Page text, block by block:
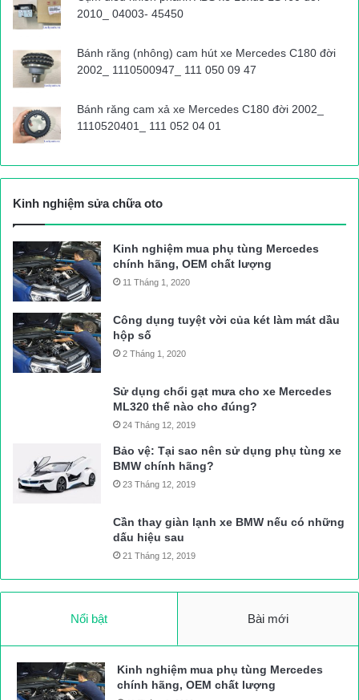
Cây ngã quật đổ biển tuyên truyền ATGT trên đường Hồ Chí
Minh
Nguồn bài viết:ATGT.VN
2010_ 04003- 45450
Bánh răng (nhông) cam hút xe Mercedes C180 đời
2002_ 1110500947_ 111 050 09 47
Bánh răng cam xả xe Mercedes C180 đời 2002_
1110520401_ 111 052 04 01
Kinh nghiệm sửa chữa oto
Kinh nghiệm mua phụ tùng Mercedes
chính hãng, OEM chất lượng
11 Tháng 1, 2020
Công dụng tuyệt vời của két làm mát dầu
hộp số
2 Tháng 1, 2020
Sử dụng chổi gạt mưa cho xe Mercedes
ML320 thế nào cho đúng?
24 Tháng 12, 2019
Bảo vệ: Tại sao nên sử dụng phụ tùng xe
BMW chính hãng?
23 Tháng 12, 2019
Cần thay giàn lạnh xe BMW nếu có những
dấu hiệu sau
21 Tháng 12, 2019
Nổi bật Bài mới
Kinh nghiệm mua phụ tùng Mercedes
chính hãng, OEM chất lượng